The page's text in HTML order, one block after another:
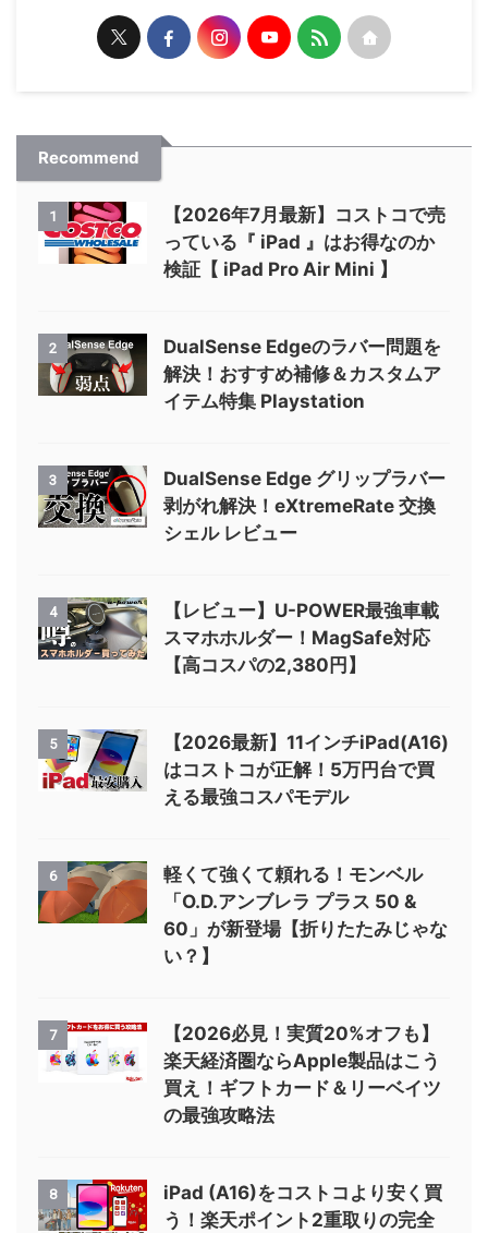
Recommend
1
【2026年7月最新】コストコで売
っている『 iPad 』はお得なのか
検証【 iPad Pro Air Mini 】
2
DualSense Edgeのラバー問題を
解決！おすすめ補修＆カスタムア
イテム特集 Playstation
3
DualSense Edge グリップラバー
剥がれ解決！eXtremeRate 交換
シェル レビュー
4
【レビュー】U-POWER最強車載
スマホホルダー！MagSafe対応
【高コスパの2,380円】
5
【2026最新】11インチiPad(A16)
はコストコが正解！5万円台で買
える最強コスパモデル
6
軽くて強くて頼れる！モンベル
「O.D.アンブレラ プラス 50 &
60」が新登場【折りたたみじゃな
い？】
7
【2026必見！実質20%オフも】
楽天経済圏ならApple製品はこう
買え！ギフトカード＆リーベイツ
の最強攻略法
8
iPad (A16)をコストコより安く買
う！楽天ポイント2重取りの完全